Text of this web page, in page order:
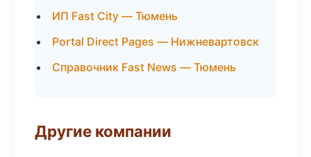
ИП Fast City — Тюмень
Portal Direct Pages — Нижневартовск
Справочник Fast News — Тюмень
Другие компании